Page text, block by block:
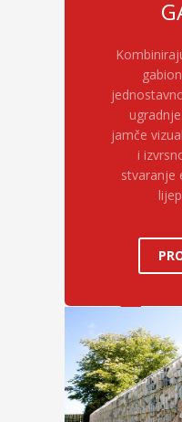
jamče
i
stvaranje